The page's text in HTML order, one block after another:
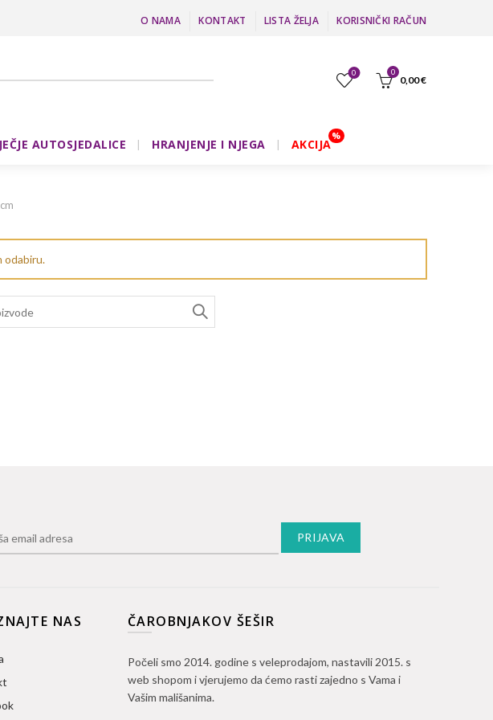
O NAMA KONTAKT LISTA ŽELJA KORISNIČKI RAČUN
0 0
0,00€
AUTOSJEDALICE HRANJENJE I NJEGA AKCIJA
odabiru.
NAS ČAROBNJAKOV ŠEŠIR
Počeli smo 2014. godine s veleprodajom, nastavili 2015. s
web shopom i vjerujemo da ćemo rasti zajedno s Vama i
Vašim mališanima.